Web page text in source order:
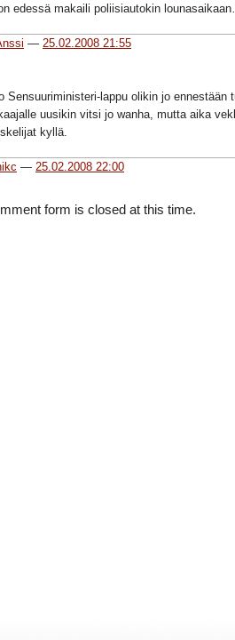
edessä makaili poliisiautokin
— 25.02.2008 21:55
Sensuuriministeri-lappu olikin jo ennestään
uusikin vitsi jo wanha, mutta aika
kyllä.
— 25.02.2008 22:00
form is closed at this time.